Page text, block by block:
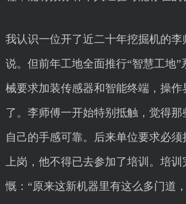
我认识一位开了近二十年挖掘机的
说。但前年工地全面推行“智慧工地”
械要求加装传感器和智能终端，操作
了。李师傅一开始特别抵触，觉得那
自己的手感可靠。后来单位要求必
上岗，他不得已去参加了培训。培训
慨：“原来这新机器里有这么多门道